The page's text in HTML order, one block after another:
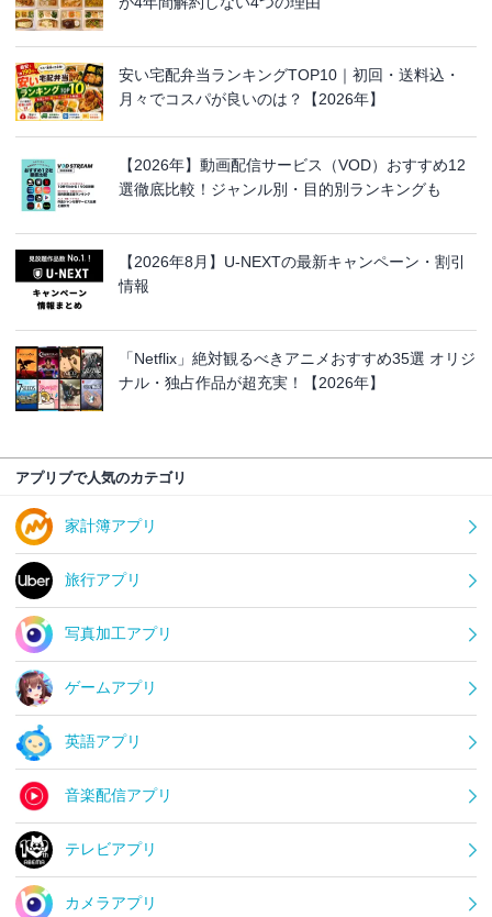
安い宅配弁当ランキングTOP10｜初回・送料込・
月々でコスパが良いのは？【2026年】
【2026年】動画配信サービス（VOD）おすすめ12
選徹底比較！ジャンル別・目的別ランキングも
【2026年8月】U-NEXTの最新キャンペーン・割引
情報
「Netflix」絶対観るべきアニメおすすめ35選 オリジ
ナル・独占作品が超充実！【2026年】
アプリブで人気のカテゴリ
家計簿アプリ
旅行アプリ
写真加工アプリ
ゲームアプリ
英語アプリ
音楽配信アプリ
テレビアプリ
カメラアプリ